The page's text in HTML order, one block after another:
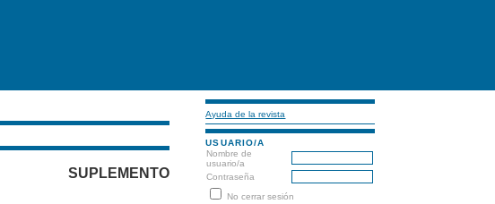
Ayuda de la revista
USUARIO/A
Nombre de
usuario/a
Contraseña
No cerrar sesión
SUPLEMENTO